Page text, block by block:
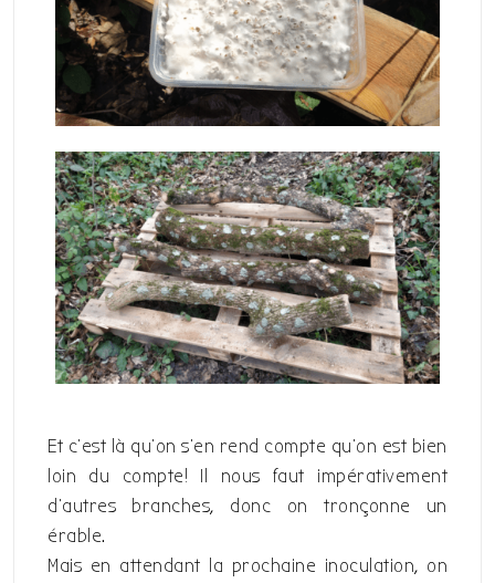
Et c’est là qu’on s’en rend compte qu’on est bien
loin du compte! Il nous faut impérativement
d’autres branches, donc on tronçonne un
érable.
Mais en attendant la prochaine inoculation, on